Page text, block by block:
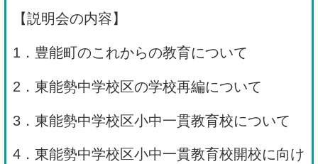
【説明会の内容】
1．豊能町のこれからの教育について
2．東能勢中学校区の学校再編について
3．東能勢中学校区小中一貫教育校について
4．東能勢中学校区小中一貫教育校開校に向け